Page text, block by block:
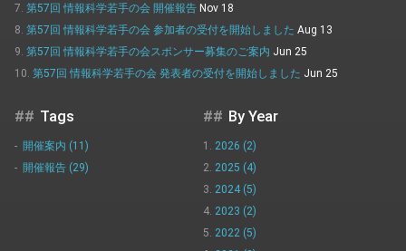
第57回 情報科学若手の会 開催報告 Nov 18
第57回 情報科学若手の会 参加者の受付を開始しました Aug 13
第57回 情報科学若手の会スポンサー募集のご案内 Jun 25
第57回 情報科学若手の会 発表者の受付を開始しました Jun 25
Tags
開催案内 (11)
開催報告 (29)
By Year
2026 (2)
2025 (4)
2024 (5)
2023 (2)
2022 (5)